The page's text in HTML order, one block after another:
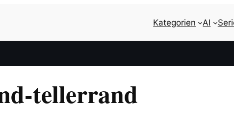
Kategorien AI
tellerrand